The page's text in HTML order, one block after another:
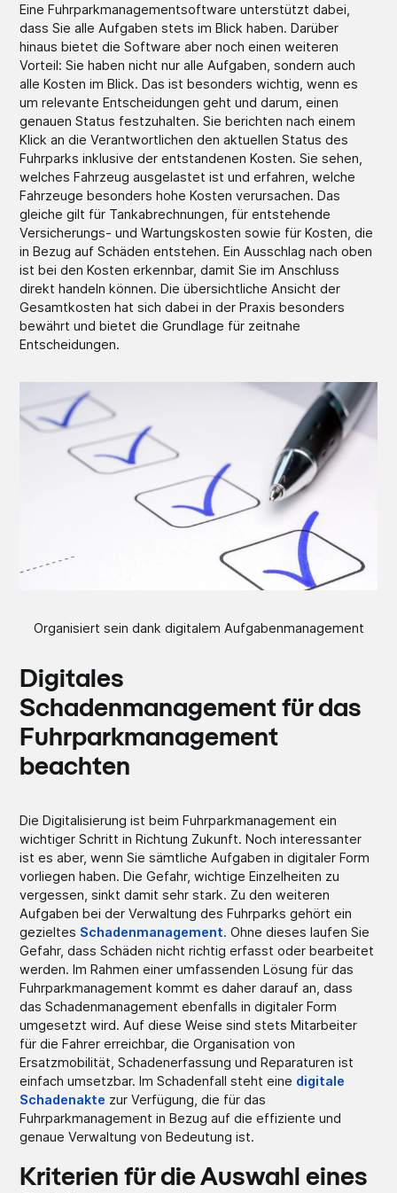
Eine Fuhrparkmanagementsoftware unterstützt dabei,
dass Sie alle Aufgaben stets im Blick haben. Darüber
hinaus bietet die Software aber noch einen weiteren
Vorteil: Sie haben nicht nur alle Aufgaben, sondern auch
alle Kosten im Blick. Das ist besonders wichtig, wenn es
um relevante Entscheidungen geht und darum, einen
genauen Status festzuhalten. Sie berichten nach einem
Klick an die Verantwortlichen den aktuellen Status des
Fuhrparks inklusive der entstandenen Kosten. Sie sehen,
welches Fahrzeug ausgelastet ist und erfahren, welche
Fahrzeuge besonders hohe Kosten verursachen. Das
gleiche gilt für Tankabrechnungen, für entstehende
Versicherungs- und Wartungskosten sowie für Kosten, die
in Bezug auf Schäden entstehen. Ein Ausschlag nach oben
ist bei den Kosten erkennbar, damit Sie im Anschluss
direkt handeln können. Die übersichtliche Ansicht der
Gesamtkosten hat sich dabei in der Praxis besonders
bewährt und bietet die Grundlage für zeitnahe
Entscheidungen.
Organisiert sein dank digitalem Aufgabenmanagement
Digitales
Schadenmanagement für das
Fuhrparkmanagement
beachten
Die Digitalisierung ist beim Fuhrparkmanagement ein
wichtiger Schritt in Richtung Zukunft. Noch interessanter
ist es aber, wenn Sie sämtliche Aufgaben in digitaler Form
vorliegen haben. Die Gefahr, wichtige Einzelheiten zu
vergessen, sinkt damit sehr stark. Zu den weiteren
Aufgaben bei der Verwaltung des Fuhrparks gehört ein
gezieltes Schadenmanagement. Ohne dieses laufen Sie
Gefahr, dass Schäden nicht richtig erfasst oder bearbeitet
werden. Im Rahmen einer umfassenden Lösung für das
Fuhrparkmanagement kommt es daher darauf an, dass
das Schadenmanagement ebenfalls in digitaler Form
umgesetzt wird. Auf diese Weise sind stets Mitarbeiter
für die Fahrer erreichbar, die Organisation von
Ersatzmobilität, Schadenerfassung und Reparaturen ist
einfach umsetzbar. Im Schadenfall steht eine digitale
Schadenakte zur Verfügung, die für das
Fuhrparkmanagement in Bezug auf die effiziente und
genaue Verwaltung von Bedeutung ist.
Kriterien für die Auswahl eines